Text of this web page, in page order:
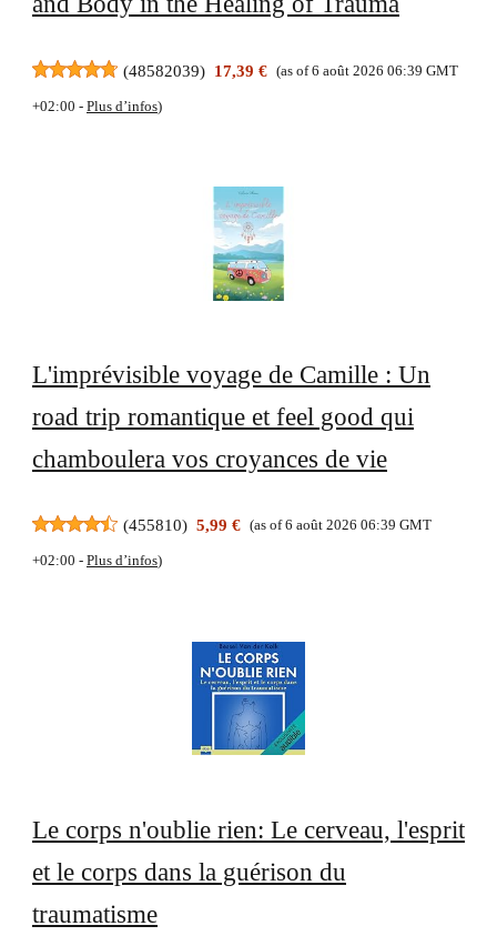
(48582039) 17,39 € (as of 6 août 2026 06:39 GMT
+02:00 - Plus d’infos)
L'imprévisible voyage de Camille : Un
road trip romantique et feel good qui
chamboulera vos croyances de vie
(455810) 5,99 € (as of 6 août 2026 06:39 GMT
+02:00 - Plus d’infos)
Le corps n'oublie rien: Le cerveau, l'esprit
et le corps dans la guérison du
traumatisme